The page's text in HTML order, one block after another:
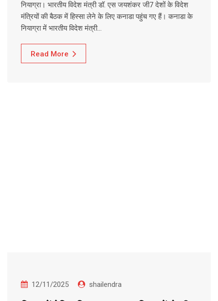
नियाग्रा। भारतीय विदेश मंत्री डॉ. एस जयशंकर जी7 देशों के विदेश
मंत्रियों की बैठक में हिस्सा लेने के लिए कनाडा पहुंच गए हैं। कनाडा के
नियाग्रा में भारतीय विदेश मंत्री…
Read More
12/11/2025 shailendra